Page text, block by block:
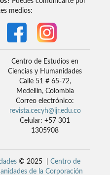
medios:
Centro de Estudios en
Ciencias y Humanidades
Calle 51 # 65-72,
Medellín, Colombia
Correo electrónico:
revista.cecyh@ijr.edu.co
Celular: +57 301
1305908
© 2025 | Centro de
de la Corporación